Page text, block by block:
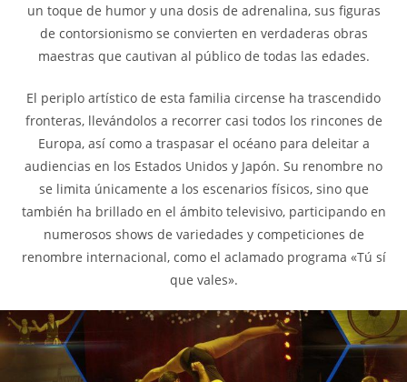
un toque de humor y una dosis de adrenalina, sus figuras
de contorsionismo se convierten en verdaderas obras
maestras que cautivan al público de todas las edades.
El periplo artístico de esta familia circense ha trascendido
fronteras, llevándolos a recorrer casi todos los rincones de
Europa, así como a traspasar el océano para deleitar a
audiencias en los Estados Unidos y Japón. Su renombre no
se limita únicamente a los escenarios físicos, sino que
también ha brillado en el ámbito televisivo, participando en
numerosos shows de variedades y competiciones de
renombre internacional, como el aclamado programa «Tú sí
que vales».